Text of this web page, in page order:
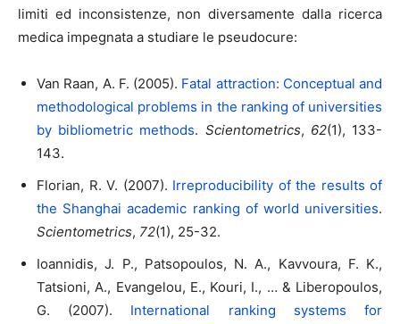
limiti ed inconsistenze, non diversamente dalla ricerca
medica impegnata a studiare le pseudocure:
Van Raan, A. F. (2005). Fatal attraction: Conceptual and
methodological problems in the ranking of universities
by bibliometric methods. Scientometrics, 62(1), 133-
143.
Florian, R. V. (2007). Irreproducibility of the results of
the Shanghai academic ranking of world universities.
Scientometrics, 72(1), 25-32.
Ioannidis, J. P., Patsopoulos, N. A., Kavvoura, F. K.,
Tatsioni, A., Evangelou, E., Kouri, I., … & Liberopoulos,
G. (2007). International ranking systems for